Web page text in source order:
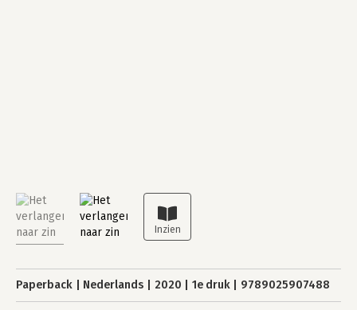
Paperback Nederlands 2020 1e druk 9789025907488